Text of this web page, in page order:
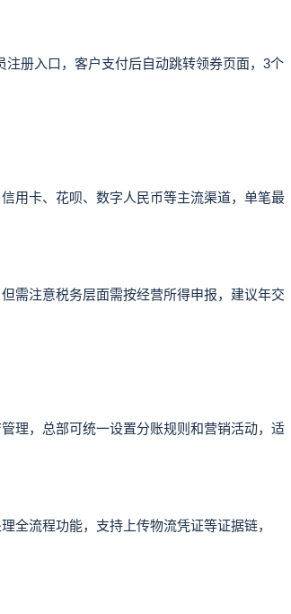
册入口，客户支付后自动跳转领券页面，3个
卡、花呗、数字人民币等主流渠道，单笔最
注意税务层面需按经营所得申报，建议年交
，总部可统一设置分账规则和营销活动，适
流程功能，支持上传物流凭证等证据链，